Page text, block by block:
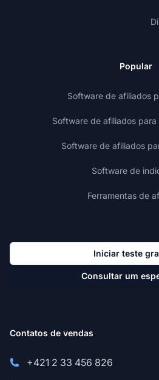
Popular
Software de afiliados
Software de afiliados para
Software de afiliados
Software de
Ferramentas de
Iniciar teste
Consultar um
Contatos de vendas
+421 2 33 456 826